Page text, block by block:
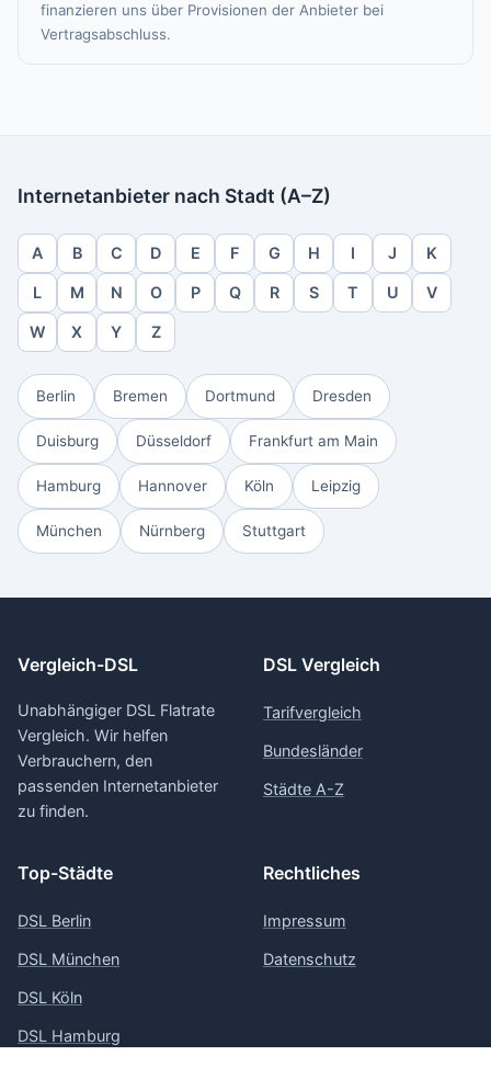
finanzieren uns über Provisionen der Anbieter bei
Vertragsabschluss.
Internetanbieter nach Stadt (A–Z)
A B C D E F G H I J K
L M N O P Q R S T U V
W X Y Z
Berlin Bremen Dortmund Dresden
Duisburg Düsseldorf Frankfurt am Main
Hamburg Hannover Köln Leipzig
München Nürnberg Stuttgart
Vergleich-DSL
Unabhängiger DSL Flatrate
Vergleich. Wir helfen
Verbrauchern, den
passenden Internetanbieter
zu finden.
DSL Vergleich
Tarifvergleich
Bundesländer
Städte A-Z
Top-Städte
DSL Berlin
DSL München
DSL Köln
DSL Hamburg
Rechtliches
Impressum
Datenschutz